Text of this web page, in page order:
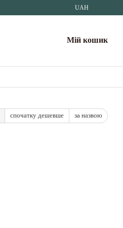
UAH
Мій кошик
спочатку дешевше за назвою